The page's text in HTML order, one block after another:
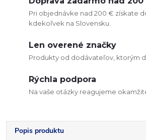
Pri objednávke nad 200 € získate
kdekoľvek na Slovensku.
Len overené značky
Produkty od dodávateľov, ktorým
Rýchla podpora
Na vaše otázky reagujeme
Popis produktu